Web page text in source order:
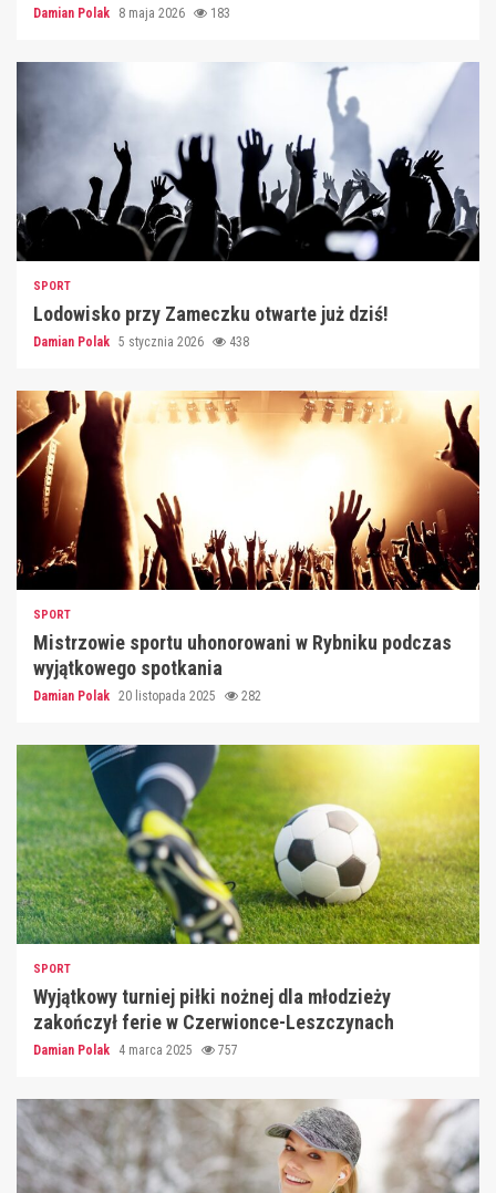
Damian Polak 8 maja 2026 183
SPORT
Lodowisko przy Zameczku otwarte już dziś!
Damian Polak 5 stycznia 2026 438
SPORT
Mistrzowie sportu uhonorowani w Rybniku podczas
wyjątkowego spotkania
Damian Polak 20 listopada 2025 282
SPORT
Wyjątkowy turniej piłki nożnej dla młodzieży
zakończył ferie w Czerwionce-Leszczynach
Damian Polak 4 marca 2025 757